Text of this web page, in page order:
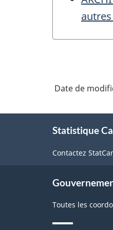
Date de
Statistique
Contactez
Toutes les